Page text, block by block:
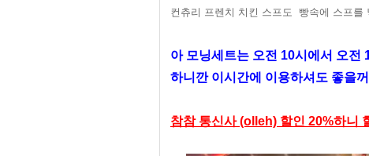
컨츄리 프렌치 치킨 스프도 빵속에 스프를
아 모닝세트는 오전 10시에서 오전
하니깐 이시간에 이용하셔도 좋을
참참 통신사 (olleh) 할인 20%하니